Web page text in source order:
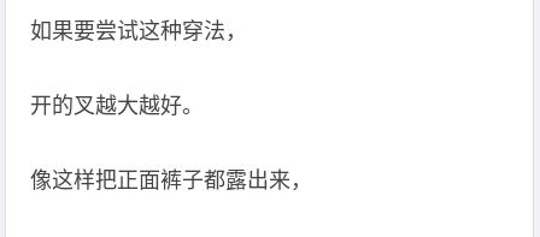
如果要尝试这种穿法，
开的叉越大越好。
像这样把正面裤子都露出来，